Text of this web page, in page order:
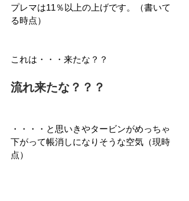
プレマは11％以上の上げです。（書いて
る時点）
これは・・・来たな？？
流れ来たな？？？
・・・・と思いきやタービンがめっちゃ
下がって帳消しになりそうな空気（現時
点）